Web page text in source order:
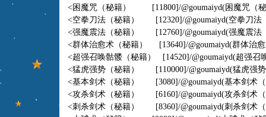
<困魔咒（秘籍） [11800]/@goumaiyd(困魔咒（
<空拳刀法（秘籍） [12320]/@goumaiyd(空拳刀法
<强魔震法（秘籍） [12760]/@goumaiyd(强魔震
<群体治愈术（秘籍） [13640]/@goumaiyd(群体治愈
<超强召唤骷髅（秘籍） [14520]/@goumaiyd(超强
<猛虎强势（秘籍） [110000]/@goumaiyd(猛虎
<基本剑术（秘籍） [3080]/@goumaiyd(基本剑术
<攻杀剑术（秘籍） [6160]/@goumaiyd(攻杀剑术
<刺杀剑术（秘籍） [8360]/@goumaiyd(刺杀剑术